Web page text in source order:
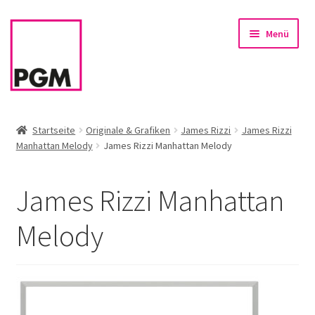
Zur
Zum
Menü
News
öffnen
Rahmen & Einrahmung
Startseite Originale & Grafiken James Rizzi
James Rizzi
Manhattan Melody
James Rizzi Manhattan Melody
James Rizzi Manhattan
Melody